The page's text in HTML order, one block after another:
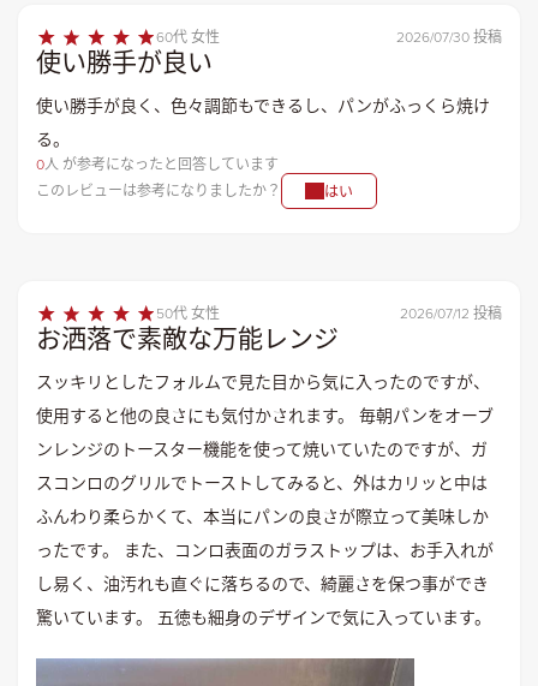
60代 女性 2026/07/30 投稿
使い勝手が良い
使い勝手が良く、色々調節もできるし、パンがふっくら焼け
る。
0人 が参考になったと回答しています
このレビューは参考になりましたか？
はい
50代 女性 2026/07/12 投稿
お洒落で素敵な万能レンジ
スッキリとしたフォルムで見た目から気に入ったのですが、
使用すると他の良さにも気付かされます。 毎朝パンをオーブ
ンレンジのトースター機能を使って焼いていたのですが、ガ
スコンロのグリルでトーストしてみると、外はカリッと中は
ふんわり柔らかくて、本当にパンの良さが際立って美味しか
ったです。 また、コンロ表面のガラストップは、お手入れが
し易く、油汚れも直ぐに落ちるので、綺麗さを保つ事ができ
驚いています。 五徳も細身のデザインで気に入っています。